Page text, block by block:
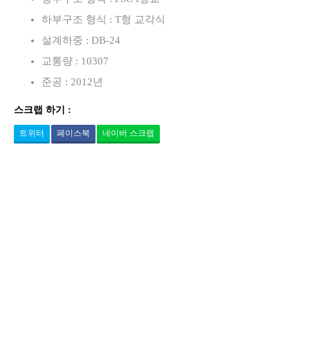
하부구조 형식 : T형 교각식
설계하중 : DB-24
교통량 : 10307
준공 : 2012년
스크랩 하기 :
트위터 페이스북 네이버 스크랩